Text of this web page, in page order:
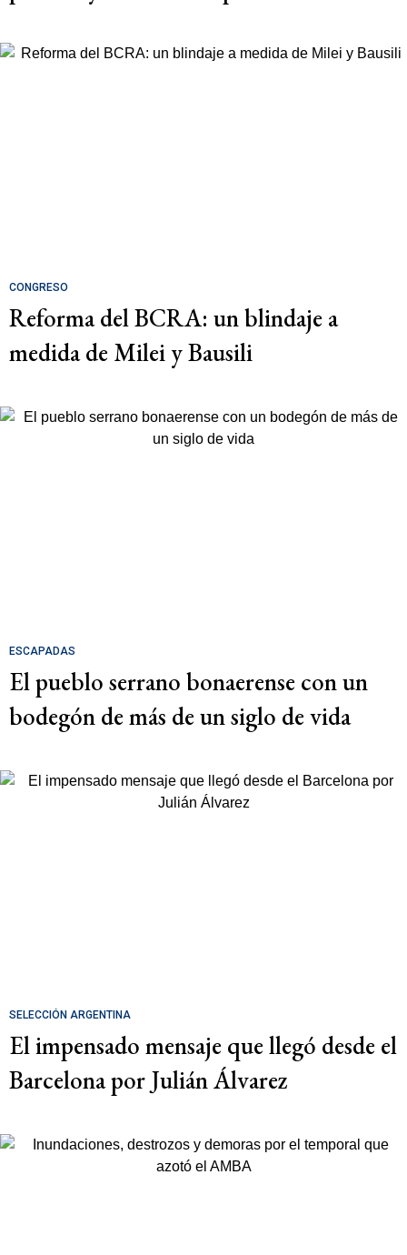
CONGRESO
Reforma del BCRA: un blindaje a
medida de Milei y Bausili
ESCAPADAS
El pueblo serrano bonaerense con un
bodegón de más de un siglo de vida
SELECCIÓN ARGENTINA
El impensado mensaje que llegó desde el
Barcelona por Julián Álvarez